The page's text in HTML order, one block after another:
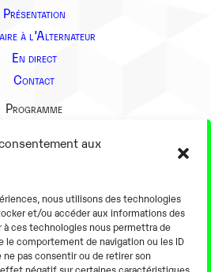
aux
nous utilisons des technologies
et/ou accéder aux informations des
ces technologies nous permettra de
le comportement de navigation ou les ID
pas consentir ou de retirer son
négatif sur certaines caractéristiques
Présentation
à l’Alternateur
En direct
Contact
Programme
Présentation
En pratique
et horaires
Salles